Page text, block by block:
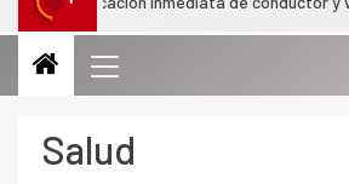
Salud